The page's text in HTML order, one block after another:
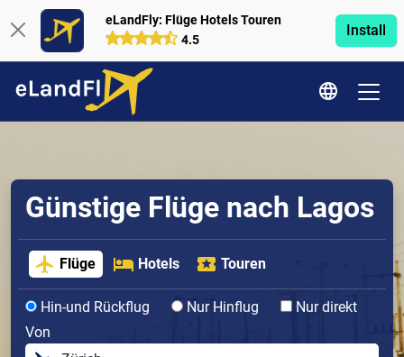
eLandFly: Flüge Hotels Touren
4.5
Install
Günstige Flüge nach Lagos
Flüge Hotels Touren
Hin-und Rückflug Nur Hinflug
Nur direkt
Von